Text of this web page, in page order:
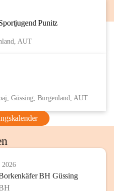
Punitz
AUT
Güssing, Burgenland, AUT
BH Güssing